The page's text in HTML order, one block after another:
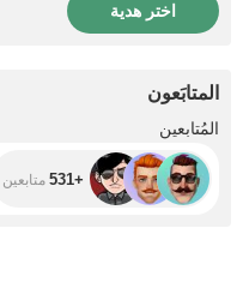
اختر هدية
المتابَعون
المُتابعين
+531 متابعين